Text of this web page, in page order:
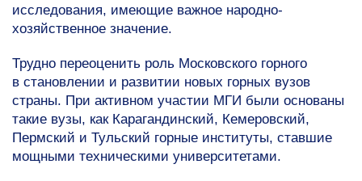
исследования, имеющие важное народно-
хозяйственное значение.
Трудно переоценить роль Московского горного
в становлении и развитии новых горных вузов
страны. При активном участии МГИ были основаны
такие вузы, как Карагандинский, Кемеровский,
Пермский и Тульский горные институты, ставшие
мощными техническими университетами.